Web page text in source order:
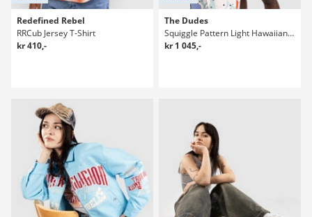
Redefined Rebel
RRCub Jersey T-Shirt
kr 410,-
The Dudes
Squiggle Pattern Light Hawaiian Skjorta
kr 1 045,-